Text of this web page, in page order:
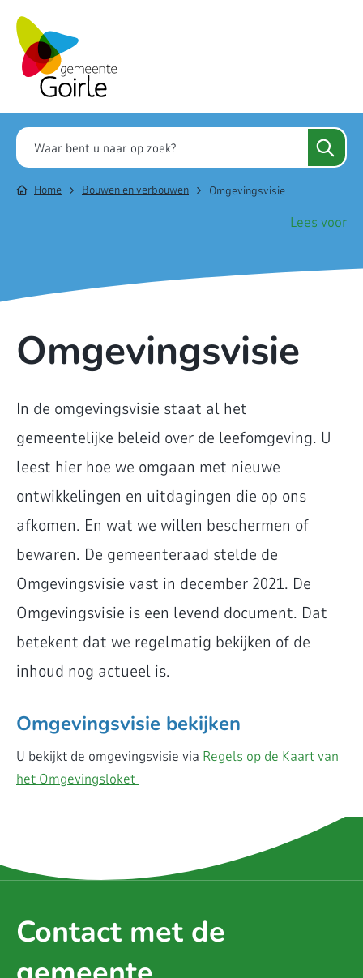
Home Bouwen en verbouwen Omgevingsvisie
Lees voor
Omgevingsvisie
In de omgevingsvisie staat al het
gemeentelijke beleid over de leefomgeving. U
leest hier hoe we omgaan met nieuwe
ontwikkelingen en uitdagingen die op ons
afkomen. En wat we willen beschermen of
bewaren. De gemeenteraad stelde de
Omgevingsvisie vast in december 2021. De
Omgevingsvisie is een levend document. Dat
betekent dat we regelmatig bekijken of de
inhoud nog actueel is.
Omgevingsvisie bekijken
U bekijkt de omgevingsvisie via Regels op de Kaart van
het Omgevingsloket
Contact met de